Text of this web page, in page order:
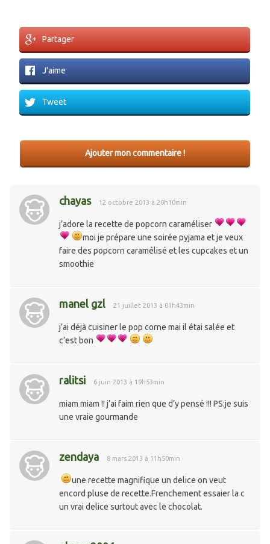
Partager
J'aime
Tweet
Ajouter mon commentaire !
chayas 12 octobre 2013 à 20h10min
j’adore la recette de popcorn caraméliser
moi je prépare une soirée pyjama et je veux
faire des popcorn caramélisé et les cupcakes et un
smoothie
manel gzl 21 juillet 2013 à 01h43min
j’ai déjà cuisiner le pop corne mai il étai salée et
c’est bon
ralitsi 6 juin 2013 à 19h53min
miam miam !! j’ai faim rien que d’y pensé !!! PS:je suis
une vraie gourmande
zendaya 8 mars 2013 à 11h50min
une recette magnifique un delice on veut
encord pluse de recette.Frenchement essaier la c
un vrai delice surtout avec le chocolat.